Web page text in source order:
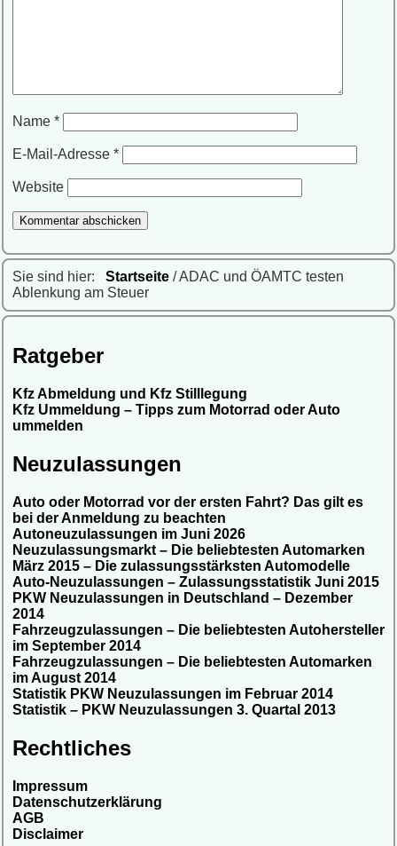
Sie sind hier: Startseite / ADAC und ÖAMTC testen
Ablenkung am Steuer
Ratgeber
Kfz Abmeldung und Kfz Stilllegung
Kfz Ummeldung – Tipps zum Motorrad oder Auto
ummelden
Neuzulassungen
Auto oder Motorrad vor der ersten Fahrt? Das gilt es
bei der Anmeldung zu beachten
Autoneuzulassungen im Juni 2026
Neuzulassungsmarkt – Die beliebtesten Automarken
März 2015 – Die zulassungsstärksten Automodelle
Auto-Neuzulassungen – Zulassungsstatistik Juni 2015
PKW Neuzulassungen in Deutschland – Dezember
2014
Fahrzeugzulassungen – Die beliebtesten Autohersteller
im September 2014
Fahrzeugzulassungen – Die beliebtesten Automarken
im August 2014
Statistik PKW Neuzulassungen im Februar 2014
Statistik – PKW Neuzulassungen 3. Quartal 2013
Rechtliches
Impressum
Datenschutzerklärung
AGB
Disclaimer
Name *
E-Mail-Adresse *
Website